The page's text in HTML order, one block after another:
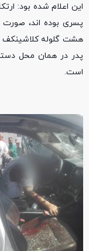
این اعلام شده بود:
پسری بوده اند،
هشت گلوله کلاشینکف
پدر در همان محل
است.